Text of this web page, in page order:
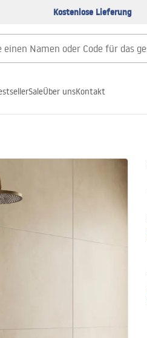
Kostenlose Lieferung
SaleÜber unsKontakt